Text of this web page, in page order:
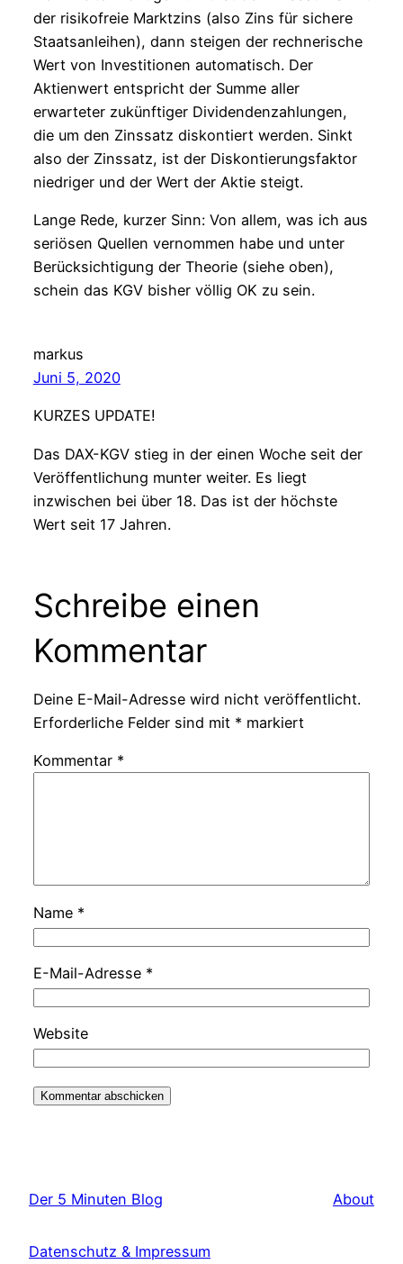
der risikofreie Marktzins (also Zins für sichere
Staatsanleihen), dann steigen der rechnerische
Wert von Investitionen automatisch. Der
Aktienwert entspricht der Summe aller
erwarteter zukünftiger Dividendenzahlungen,
die um den Zinssatz diskontiert werden. Sinkt
also der Zinssatz, ist der Diskontierungsfaktor
niedriger und der Wert der Aktie steigt.
Lange Rede, kurzer Sinn: Von allem, was ich aus
seriösen Quellen vernommen habe und unter
Berücksichtigung der Theorie (siehe oben),
schein das KGV bisher völlig OK zu sein.
markus
Juni 5, 2020
KURZES UPDATE!
Das DAX-KGV stieg in der einen Woche seit der
Veröffentlichung munter weiter. Es liegt
inzwischen bei über 18. Das ist der höchste
Wert seit 17 Jahren.
Schreibe einen
Kommentar
Deine E-Mail-Adresse wird nicht veröffentlicht.
Erforderliche Felder sind mit * markiert
Kommentar *
Name *
E-Mail-Adresse *
Website
Der 5 Minuten Blog About
Datenschutz & Impressum